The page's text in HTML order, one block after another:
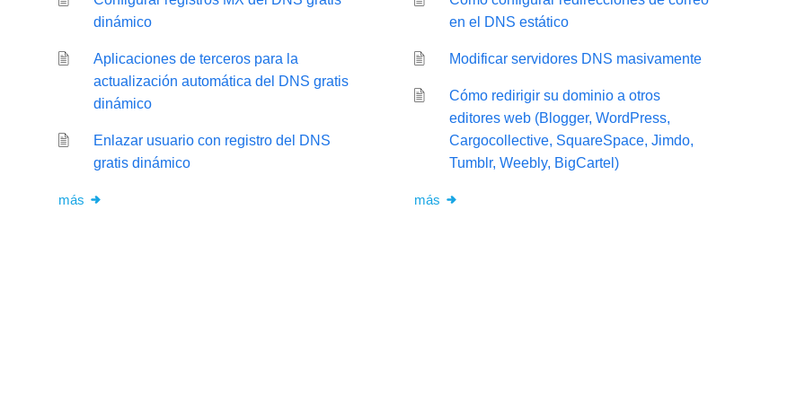
dinámico
Aplicaciones de terceros para la
actualización automática del DNS gratis
dinámico
Enlazar usuario con registro del DNS
gratis dinámico
más
en el DNS estático
Modificar servidores DNS masivamente
Cómo redirigir su dominio a otros
editores web (Blogger, WordPress,
Cargocollective, SquareSpace, Jimdo,
Tumblr, Weebly, BigCartel)
más